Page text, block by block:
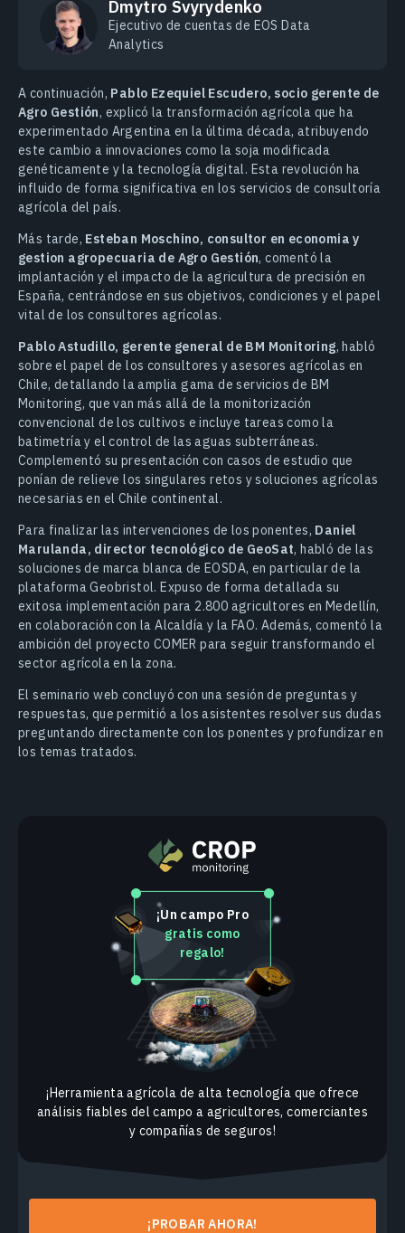
Dmytro Svyrydenko
Ejecutivo de cuentas de EOS Data
Analytics
A continuación, Pablo Ezequiel Escudero, socio gerente de
Agro Gestión, explicó la transformación agrícola que ha
experimentado Argentina en la última década, atribuyendo
este cambio a innovaciones como la soja modificada
genéticamente y la tecnología digital. Esta revolución ha
influido de forma significativa en los servicios de consultoría
agrícola del país.
Más tarde, Esteban Moschino, consultor en economia y
gestion agropecuaria de Agro Gestión, comentó la
implantación y el impacto de la agricultura de precisión en
España, centrándose en sus objetivos, condiciones y el papel
vital de los consultores agrícolas.
Pablo Astudillo, gerente general de BM Monitoring, habló
sobre el papel de los consultores y asesores agrícolas en
Chile, detallando la amplia gama de servicios de BM
Monitoring, que van más allá de la monitorización
convencional de los cultivos e incluye tareas como la
batimetría y el control de las aguas subterráneas.
Complementó su presentación con casos de estudio que
ponían de relieve los singulares retos y soluciones agrícolas
necesarias en el Chile continental.
Para finalizar las intervenciones de los ponentes, Daniel
Marulanda, director tecnológico de GeoSat, habló de las
soluciones de marca blanca de EOSDA, en particular de la
plataforma Geobristol. Expuso de forma detallada su
exitosa implementación para 2.800 agricultores en Medellín,
en colaboración con la Alcaldía y la FAO. Además, comentó la
ambición del proyecto COMER para seguir transformando el
sector agrícola en la zona.
El seminario web concluyó con una sesión de preguntas y
respuestas, que permitió a los asistentes resolver sus dudas
preguntando directamente con los ponentes y profundizar en
los temas tratados.
¡Un campo Pro
gratis como
regalo!
¡Herramienta agrícola de alta tecnología que ofrece
análisis fiables del campo a agricultores, comerciantes
y compañías de seguros!
¡PROBAR AHORA!